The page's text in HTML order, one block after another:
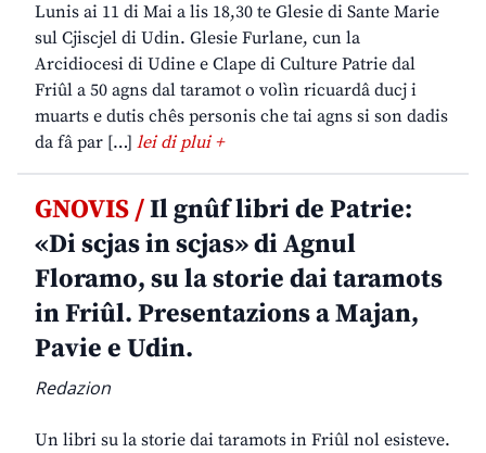
Lunis ai 11 di Mai a lis 18,30 te Glesie di Sante Marie
sul Cjiscjel di Udin. Glesie Furlane, cun la
Arcidiocesi di Udine e Clape di Culture Patrie dal
Friûl a 50 agns dal taramot o volìn ricuardâ ducj i
muarts e dutis chês personis che tai agns si son dadis
da fâ par […] lei di plui +
GNOVIS /Il gnûf libri de Patrie:
«Di scjas in scjas» di Agnul
Floramo, su la storie dai taramots
in Friûl. Presentazions a Majan,
Pavie e Udin.
Redazion
Un libri su la storie dai taramots in Friûl nol esisteve.